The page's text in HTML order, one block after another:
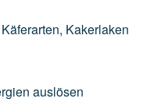
Käferarten, Kakerlaken
auslösen